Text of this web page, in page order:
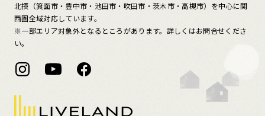
北摂（箕面市・豊中市・池田市・吹田市・茨木市・高槻市）を中心に関
西圏全域対応しています。
※一部エリア対象外となるところがあります。詳しくはお問合せくださ
い。